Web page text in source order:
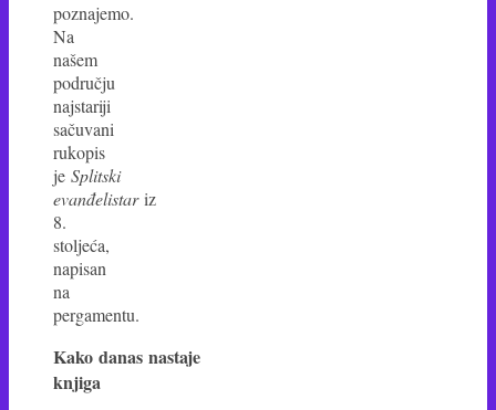
poznajemo.
Na
našem
području
najstariji
sačuvani
rukopis
je Splitski
evanđelistariz
8.
stoljeća,
napisan
na
pergamentu.
Kako danas nastaje
knjiga